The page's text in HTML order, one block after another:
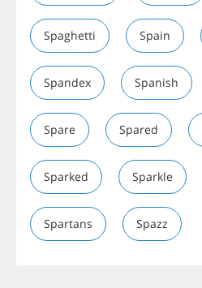
Spaghetti Spain
Spandex Spanish
Spare Spared
Sparked Sparkle
Spartans Spazz